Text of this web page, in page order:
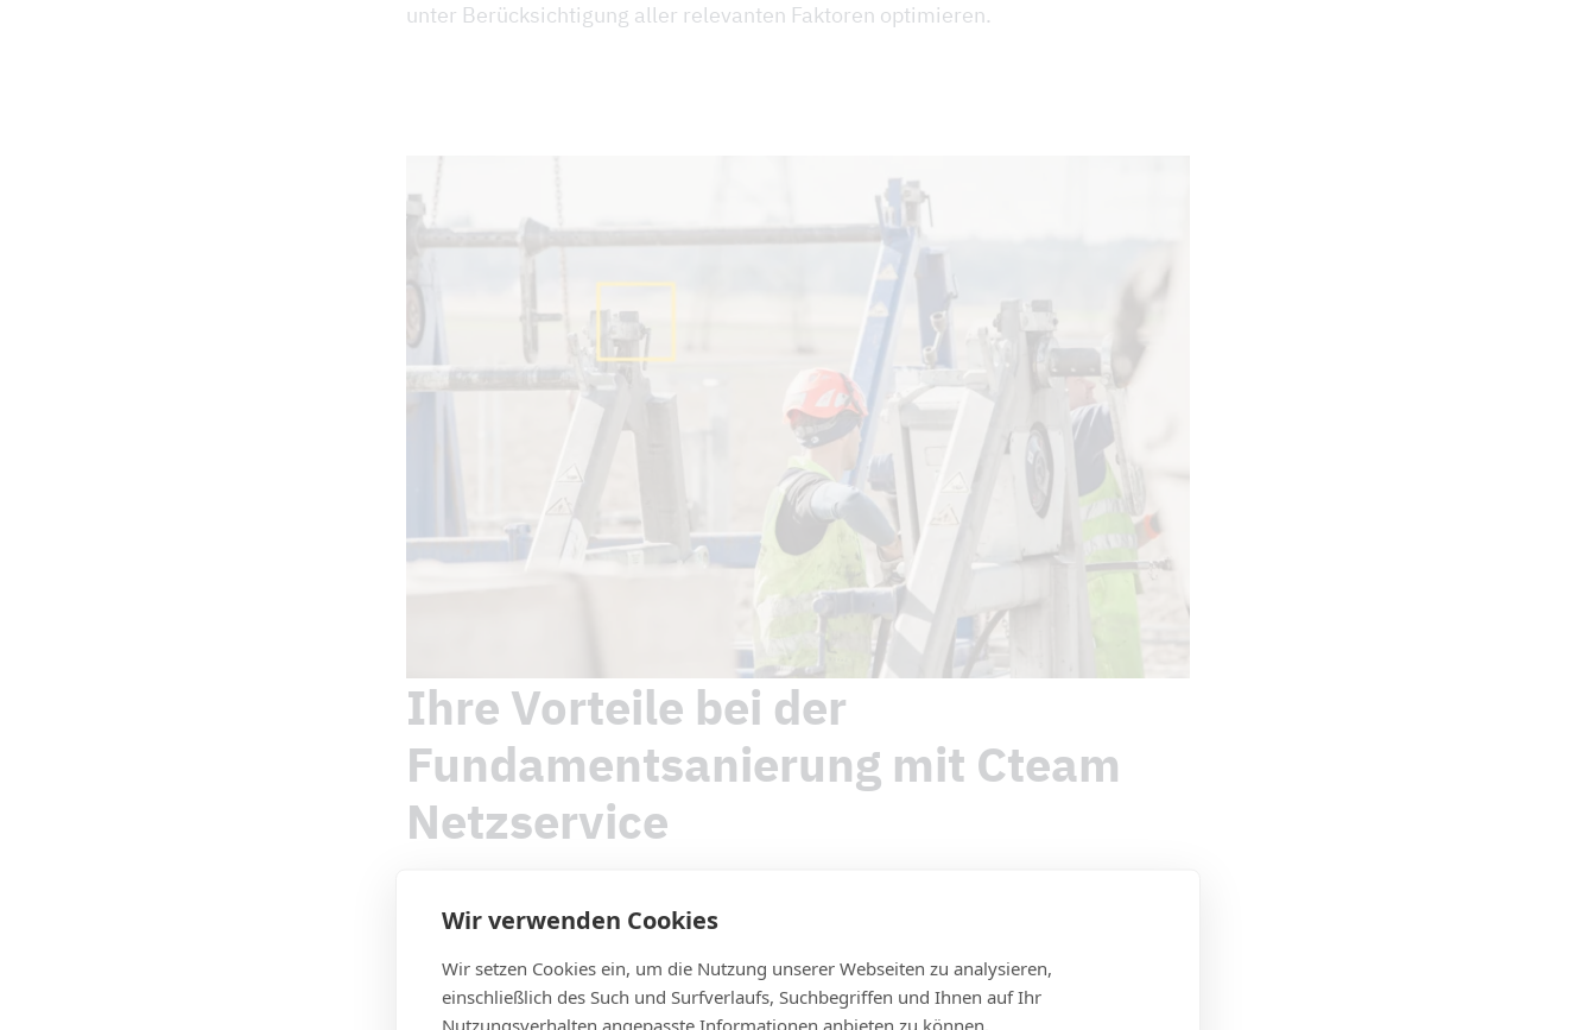
unter Berücksichtigung aller relevanten Faktoren optimieren.
Ihre Vorteile bei der
Fundamentsanierung mit Cteam
Netzservice
Maßgeschneiderte Lösungen für jede spezifische Anforderung.
Erfahrene Mitarbeiter gewährleisten höchste Qualität.
Termingerechte Umsetzung und Einhaltung höchster Sicherheitsstandards.
Wir verwenden Cookies
Wir setzen Cookies ein, um die Nutzung unserer Webseiten zu analysieren,
einschließlich des Such und Surfverlaufs, Suchbegriffen und Ihnen auf Ihr
Nutzungsverhalten angepasste Informationen anbieten zu können.